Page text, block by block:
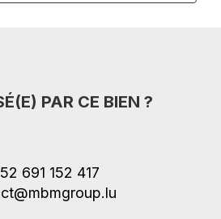
PAR CE BIEN ?
691 152 417